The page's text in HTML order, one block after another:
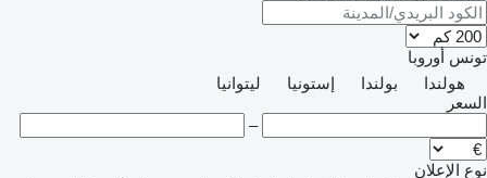
تونس أوروبا
هولندا
بولندا إستونيا
ليتوانيا
السعر
–
نوع الإعلان